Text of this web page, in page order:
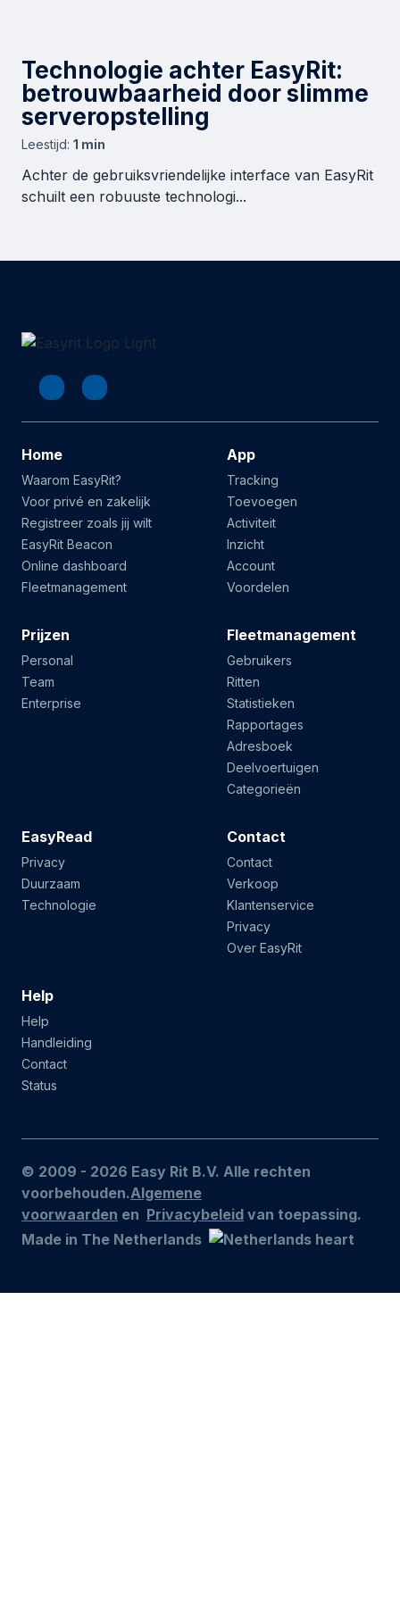
Technologie achter EasyRit:
betrouwbaarheid door slimme
serveropstelling
Leestijd: 1 min
Achter de gebruiksvriendelijke interface van EasyRit
schuilt een robuuste technologi...
Home
Waarom EasyRit?
Voor privé en zakelijk
Registreer zoals jij wilt
EasyRit Beacon
Online dashboard
Fleetmanagement
App
Tracking
Toevoegen
Activiteit
Inzicht
Account
Voordelen
Prijzen
Personal
Team
Enterprise
Fleetmanagement
Gebruikers
Ritten
Statistieken
Rapportages
Adresboek
Deelvoertuigen
Categorieën
EasyRead
Privacy
Duurzaam
Technologie
Contact
Contact
Verkoop
Klantenservice
Privacy
Over EasyRit
Help
Help
Handleiding
Contact
Status
© 2009 - 2026 Easy Rit B.V. Alle rechten
voorbehouden.Algemene
voorwaarden en Privacybeleid van toepassing.
Made in The Netherlands